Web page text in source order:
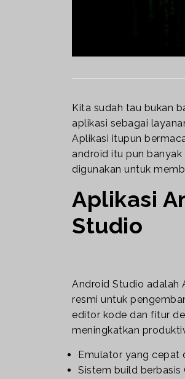
Kita sudah tau bukan
aplikasi sebagai
Aplikasi itupun
android itu pun
digunakan untuk
Aplikasi
Studio
Android Studio adalah
resmi untuk
editor kode dan fitur
meningkatkan
Emulator yang cepat
Sistem build